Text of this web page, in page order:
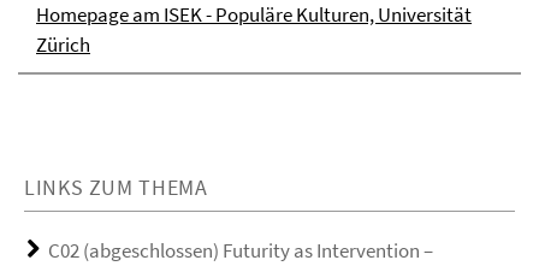
Homepage am ISEK - Populäre Kulturen, Universität
Zürich
LINKS ZUM THEMA
C02 (abgeschlossen) Futurity as Intervention –